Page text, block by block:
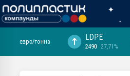
евро/тонна LDPE
2490 27,71%